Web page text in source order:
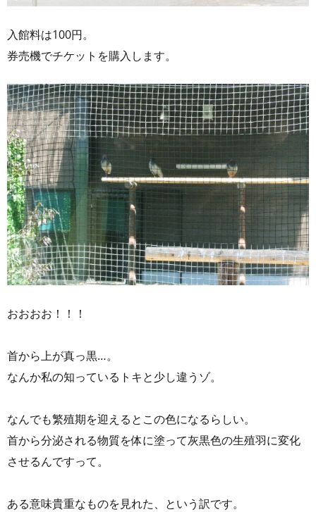
入館料は100円。
券売機でチケットを購入します。
おおおお！！！
首から上が真っ黒…。
なんか私の知っているトキと少し違うゾ。
なんでも繁殖期を迎えるとこの色になるらしい。
首から分泌される物質を体に塗って灰黒色の生殖羽に変化
させるんですって。
ある意味貴重なものを見れた、という訳です。